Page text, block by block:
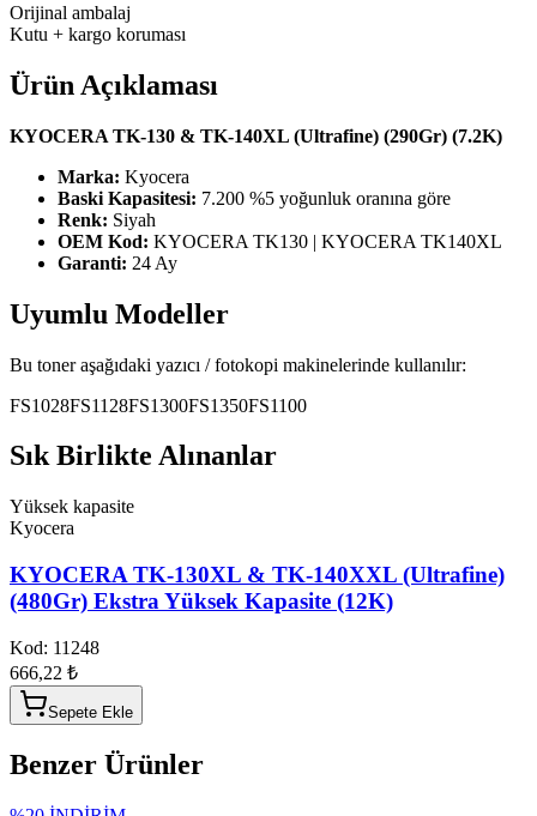
Orijinal ambalaj
Kutu + kargo koruması
Ürün Açıklaması
KYOCERA TK-130 & TK-140XL (Ultrafine) (290Gr) (7.2K)
Marka: Kyocera
Baski Kapasitesi: 7.200 %5 yoğunluk oranına göre
Renk: Siyah
OEM Kod: KYOCERA TK130 | KYOCERA TK140XL
Garanti: 24 Ay
Uyumlu Modeller
Bu toner aşağıdaki yazıcı / fotokopi makinelerinde kullanılır:
FS1028FS1128FS1300FS1350FS1100
Sık Birlikte Alınanlar
Yüksek kapasite
Kyocera
KYOCERA TK-130XL & TK-140XXL (Ultrafine)
(480Gr) Ekstra Yüksek Kapasite (12K)
Kod: 11248
666,22 ₺
Sepete Ekle
Benzer Ürünler